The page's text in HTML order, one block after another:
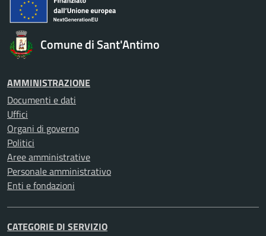
Comune di Sant'Antimo
AMMINISTRAZIONE
Documenti e dati
Uffici
Organi di governo
Politici
Aree amministrative
Personale amministrativo
Enti e fondazioni
CATEGORIE DI SERVIZIO